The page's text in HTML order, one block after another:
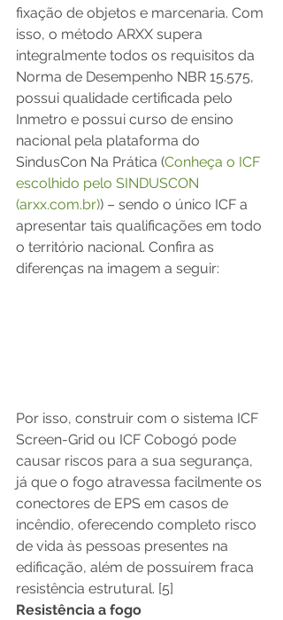
fixação de objetos e marcenaria. Com
isso, o método ARXX supera
integralmente todos os requisitos da
Norma de Desempenho NBR 15.575,
possui qualidade certificada pelo
Inmetro e possui curso de ensino
nacional pela plataforma do
SindusCon Na Prática (Conheça o ICF
escolhido pelo SINDUSCON
(arxx.com.br)) – sendo o único ICF a
apresentar tais qualificações em todo
o território nacional. Confira as
diferenças na imagem a seguir:
Por isso, construir com o sistema ICF
Screen-Grid ou ICF Cobogó pode
causar riscos para a sua segurança,
já que o fogo atravessa facilmente os
conectores de EPS em casos de
incêndio, oferecendo completo risco
de vida às pessoas presentes na
edificação, além de possuírem fraca
resistência estrutural. [5]
Resistência a fogo